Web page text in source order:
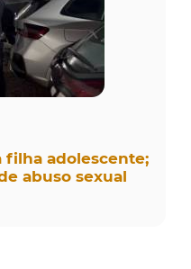
filha adolescente;
abuso sexual